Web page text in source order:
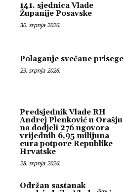
141. sjednica Vlade
Županije Posavske
30. srpnja 2026.
Polaganje svečane prisege
29. srpnja 2026.
Predsjednik Vlade RH
Andrej Plenković u Orašju
na dodjeli 276 ugovora
vrijednih 6,95 milijuna
eura potpore Republike
Hrvatske
28. srpnja 2026.
Održan sastanak